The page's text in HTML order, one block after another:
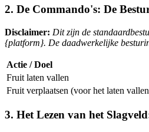
2. De Commando's: De
Disclaimer: Dit zijn de
{platform}. De daadwerkelijke
Actie / Doel
Fruit laten vallen
Fruit verplaatsen (voor het laten
3. Het Lezen van het